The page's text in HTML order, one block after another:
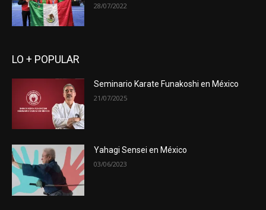
28/07/2022
LO + POPULAR
Seminario Karate Funakoshi en México
21/07/2025
Yahagi Sensei en México
03/06/2023